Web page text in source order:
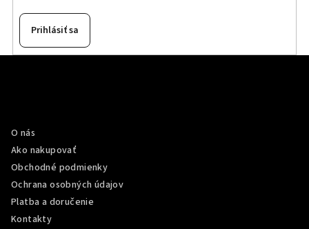
Prihlásiť sa
O nás
Ako nakupovať
Obchodné podmienky
Ochrana osobných údajov
Platba a doručenie
Kontakty